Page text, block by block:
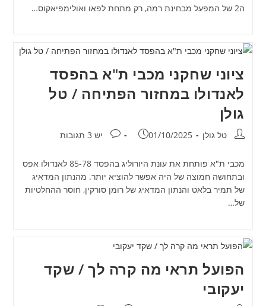
ה2 של המפעל מבחינת רמה, רק מתחת לפאו ואולימפיאקוס…
ציוני שחקני מכבי ת"א בהפסד
לאנדולו במחזור הפתיחה / טל
גולן
מחבר:טל גולן פורסם:
01/10/2025 תגובות:
יש 3 תגובות
מכבי ת"א פותחת את עונת היורוליג בהפסד 85-78 לאנדולו אפס
ובתחושה חמוצה של היה אפשר להוציא יותר. מהנתון המדאיג
של תמיר בלאט והנתון המדאיג של רומן סורקין, חוסר ההחלטיות
של…
הפועל תראי מה קרה לך / שקד
יעקובי